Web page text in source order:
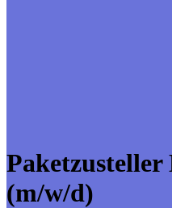
Paketzusteller
(m/w/d)